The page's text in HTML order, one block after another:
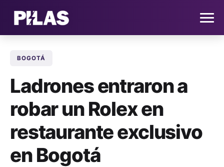
NOTICIAS
QUIÉNES SOMOS
CONTACTO
BOGOTÁ
Ladrones entraron a
robar un Rolex en
restaurante exclusivo
en Bogotá